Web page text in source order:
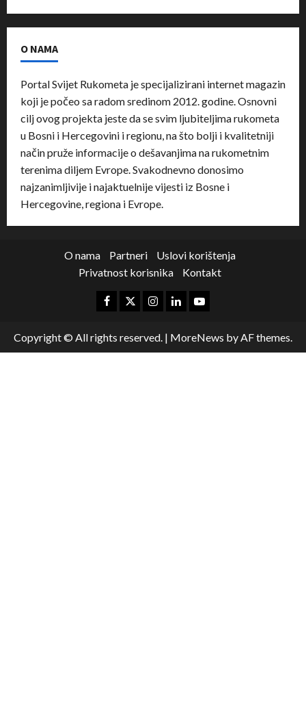
O NAMA
Portal Svijet Rukometa je specijalizirani internet magazin
koji je počeo sa radom sredinom 2012. godine. Osnovni
cilj ovog projekta jeste da se svim ljubiteljima rukometa
u Bosni i Hercegovini i regionu, na što bolji i kvalitetniji
način pruže informacije o dešavanjima na rukometnim
terenima diljem Evrope. Svakodnevno donosimo
najzanimljivije i najaktuelnije vijesti iz Bosne i
Hercegovine, regiona i Evrope.
O nama Partneri
Uslovi korištenja
Privatnost korisnika
Kontakt
Copyright © All rights reserved. | MoreNews by AF themes.